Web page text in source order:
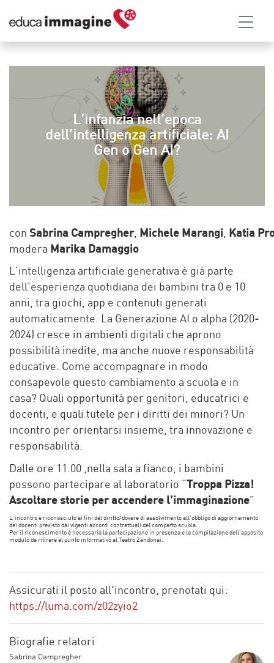
L’infanzia nell’epoca
dell’intelligenza artificiale: AI
Gen o Gen AI?
con Sabrina Campregher, Michele Marangi Katia
modera Marika Damaggio
L’intelligenza artificiale generativa è già parte
dell’esperienza quotidiana dei bambini tra 0 e 10
anni, tra giochi, app e contenuti generati
automaticamente. La Generazione AI o alpha (2020-
2024) cresce in ambienti digitali che aprono
possibilità inedite, ma anche nuove responsabilità
educative. Come accompagnare in modo
consapevole questo cambiamento a scuola e in
casa? Quali opportunità per genitori, educatrici e
docenti, e quali tutele per i diritti dei minori? Un
incontro per orientarsi insieme, tra innovazione e
responsabilità.
Dalle ore 11.00 ,nella sala a fianco, i bambini
possono partecipare al laboratorio “Troppa Pizza!
Ascoltare storie per accendere l’immaginazione”
L’incontro è riconosciuto ai fini del diritto/dovere di assolvimento all’obbligo di aggiornamento
dei docenti previsto dai vigenti accordi contrattuali del comparto scuola.
Per il riconoscimento è necessaria la partecipazione in presenza e la compilazione dell’apposito
modulo da ritirare al punto informativo al Teatro Zandonai.
Assicurati il posto all'incontro, prenotati qui:
https://luma.com/z02zyio2
Biografie relatori
Sabrina Campregher